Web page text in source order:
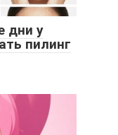
дни у
пилинг